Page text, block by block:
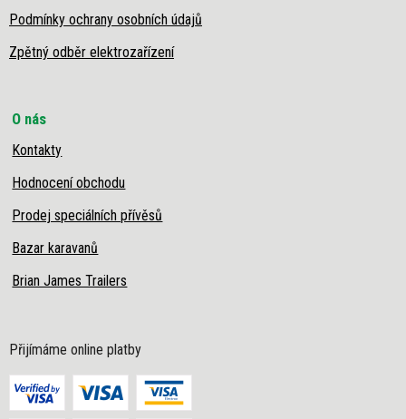
Podmínky ochrany osobních údajů
Zpětný odběr elektrozařízení
O nás
Kontakty
Hodnocení obchodu
Prodej speciálních přívěsů
Bazar karavanů
Brian James Trailers
Přijímáme online platby